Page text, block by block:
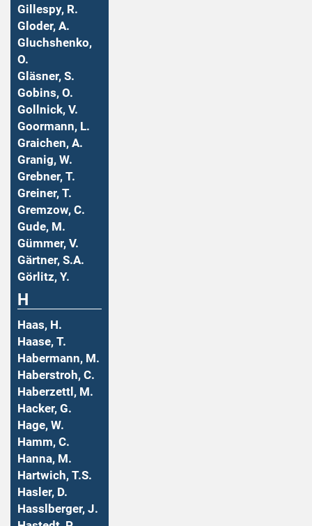
Gillespy, R.
Gloder, A.
Gluchshenko,
O.
Gläsner, S.
Gobins, O.
Gollnick, V.
Goormann, L.
Graichen, A.
Granig, W.
Grebner, T.
Greiner, T.
Gremzow, C.
Gude, M.
Gümmer, V.
Gärtner, S.A.
Görlitz, Y.
H
Haas, H.
Haase, T.
Habermann, M.
Haberstroh, C.
Haberzettl, M.
Hacker, G.
Hage, W.
Hamm, C.
Hanna, M.
Hartwich, T.S.
Hasler, D.
Hasslberger, J.